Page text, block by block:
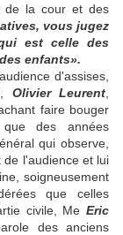
de la cour et des
vous jugez
est celle des
enfants».
d'assises,
Olivier Leurent
faire bouger
des années
qui observe,
de l'audience et lui
soigneusement
que celles
civile, Me Eric
des anciens